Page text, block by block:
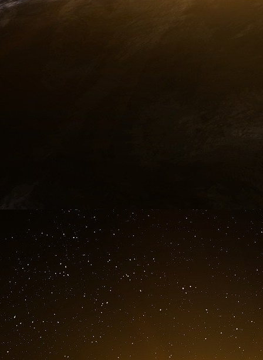
à la Préfecture de Grenoble. 23 avril 2017.
Dans cette cuvée 2018, Sybile Veil,
monde de Taekwondo Pascal Gentil.
Jérémie Dyen (directeur
investissement), Boris Derichebourg
Edouard Sterin (fondateur de Smartbox). Du
Laure Cattelot, tous deux députés de la
nommés. Mais le réseau pioche
confondues. Les Young leaders,
fait pas de doute. Réseau d’influence mais
ascension accélérée ? Avant de devenir
partie de la cuvée 2012 des Young leaders